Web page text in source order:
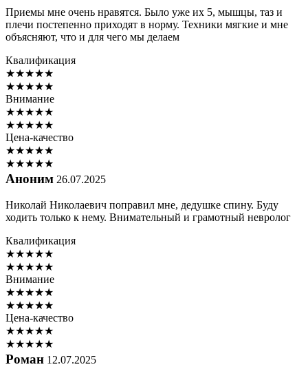
Приемы мне очень нравятся. Было уже их 5, мышцы, таз и
плечи постепенно приходят в норму. Техники мягкие и мне
объясняют, что и для чего мы делаем
Квалификация
★★★★★
★★★★★
Внимание
★★★★★
★★★★★
Цена-качество
★★★★★
★★★★★
Аноним 26.07.2025
Николай Николаевич поправил мне, дедушке спину. Буду
ходить только к нему. Внимательный и грамотный невролог
Квалификация
★★★★★
★★★★★
Внимание
★★★★★
★★★★★
Цена-качество
★★★★★
★★★★★
Роман 12.07.2025